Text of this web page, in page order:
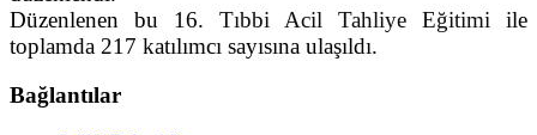
Düzenlenen bu 16. Tıbbi Acil Tahliye Eğitimi ile
toplamda 217 katılımcı sayısına ulaşıldı.
Bağlantılar